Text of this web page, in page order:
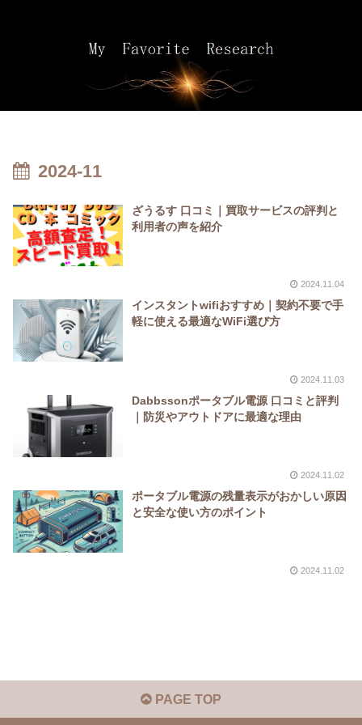
2024-11
ざうるす 口コミ｜買取サービスの評判と
利用者の声を紹介
2024.11.04
インスタントwifiおすすめ｜契約不要で手
軽に使える最適なWiFi選び方
2024.11.03
Dabbssonポータブル電源 口コミと評判
｜防災やアウトドアに最適な理由
2024.11.02
ポータブル電源の残量表示がおかしい原因
と安全な使い方のポイント
2024.11.02
PAGE TOP